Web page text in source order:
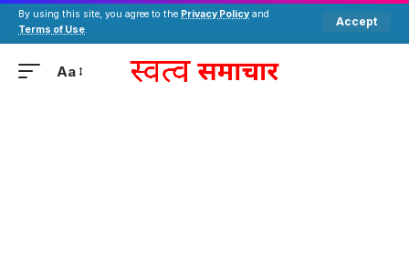
By using this site, you agree to the Privacy Policy and
Terms of Use.
Accept
Aa